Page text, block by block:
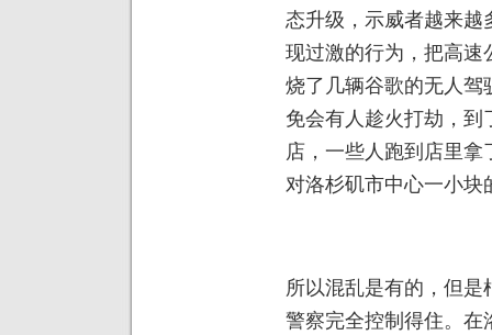
态升级，示威者越来
现过激的行为，把高速
烧了几辆谷歌的无人驾
免会有人趁火打劫，
店，一些人跑到店里
对洛杉矶市中心一小块
所以混乱是有的，但
警察完全控制得住。在